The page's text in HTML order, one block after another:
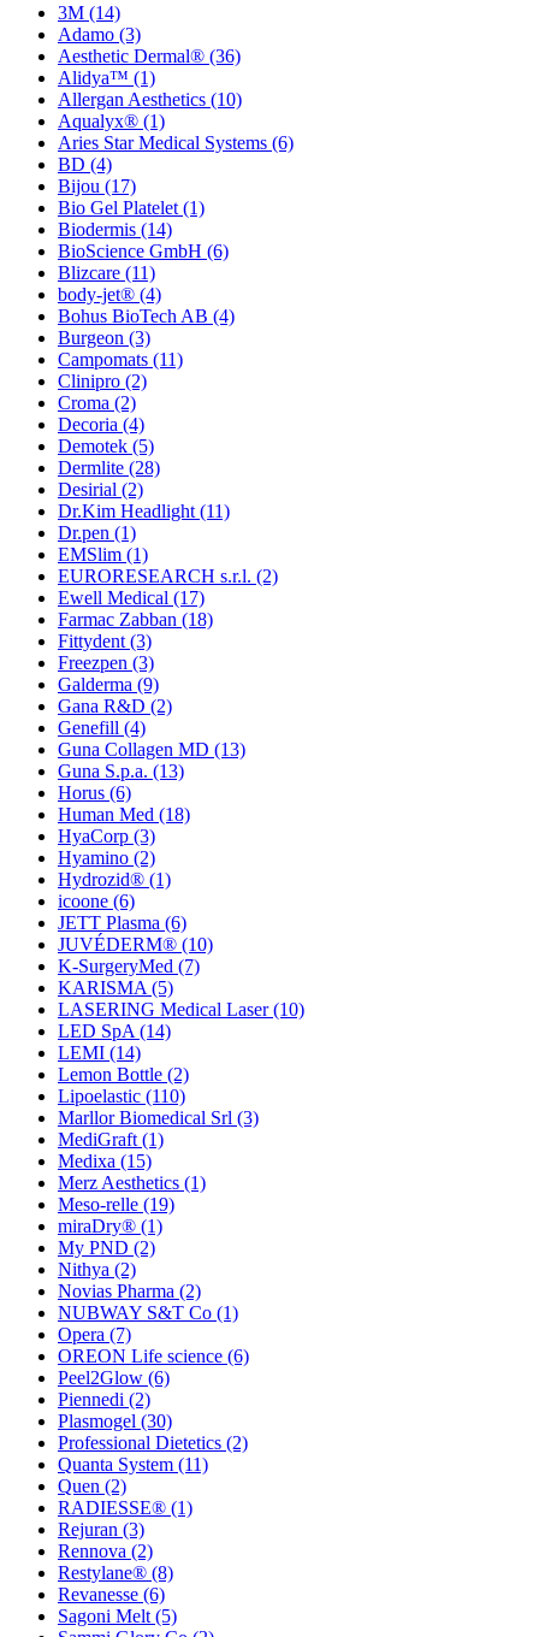
3M (14)
Adamo (3)
Aesthetic Dermal® (36)
Alidya™ (1)
Allergan Aesthetics (10)
Aqualyx® (1)
Aries Star Medical Systems (6)
BD (4)
Bijou (17)
Bio Gel Platelet (1)
Biodermis (14)
BioScience GmbH (6)
Blizcare (11)
body-jet® (4)
Bohus BioTech AB (4)
Burgeon (3)
Campomats (11)
Clinipro (2)
Croma (2)
Decoria (4)
Demotek (5)
Dermlite (28)
Desirial (2)
Dr.Kim Headlight (11)
Dr.pen (1)
EMSlim (1)
EURORESEARCH s.r.l. (2)
Ewell Medical (17)
Farmac Zabban (18)
Fittydent (3)
Freezpen (3)
Galderma (9)
Gana R&D (2)
Genefill (4)
Guna Collagen MD (13)
Guna S.p.a. (13)
Horus (6)
Human Med (18)
HyaCorp (3)
Hyamino (2)
Hydrozid® (1)
icoone (6)
JETT Plasma (6)
JUVÉDERM® (10)
K-SurgeryMed (7)
KARISMA (5)
LASERING Medical Laser(10)
LED SpA (14)
LEMI (14)
Lemon Bottle (2)
Lipoelastic (110)
Marllor Biomedical Srl (3)
MediGraft (1)
Medixa (15)
Merz Aesthetics (1)
Meso-relle (19)
miraDry® (1)
My PND (2)
Nithya (2)
Novias Pharma (2)
NUBWAY S&T Co (1)
Opera (7)
OREON Life science (6)
Peel2Glow (6)
Piennedi (2)
Plasmogel (30)
Professional Dietetics (2)
Quanta System (11)
Quen (2)
RADIESSE® (1)
Rejuran (3)
Rennova (2)
Restylane® (8)
Revanesse (6)
Sagoni Melt (5)